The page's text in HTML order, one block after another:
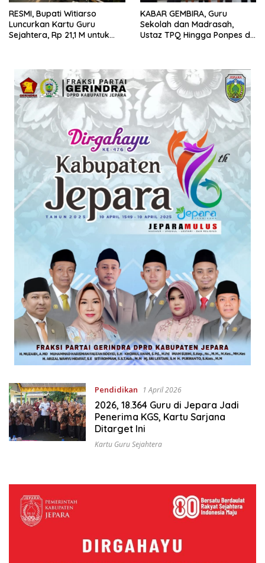
RESMI, Bupati Witiarso
Luncurkan Kartu Guru
Sejahtera, Rp 21,1 M untuk
KABAR GEMBIRA, Guru
Sekolah dan Madrasah,
Ustaz TPQ Hingga Ponpes di
Pendidikan 1 April 2026
2026, 18.364 Guru di Jepara Jadi
Penerima KGS, Kartu Sarjana
Ditarget Ini
Kartu Guru Sejahtera